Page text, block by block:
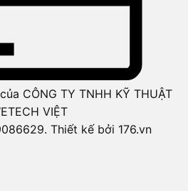
CÔNG TY TNHH KỸ THUẬT
VIỆT
Thiết kế bởi 176.vn